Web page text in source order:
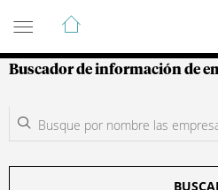
Guía de Empresas
Buscador de información de